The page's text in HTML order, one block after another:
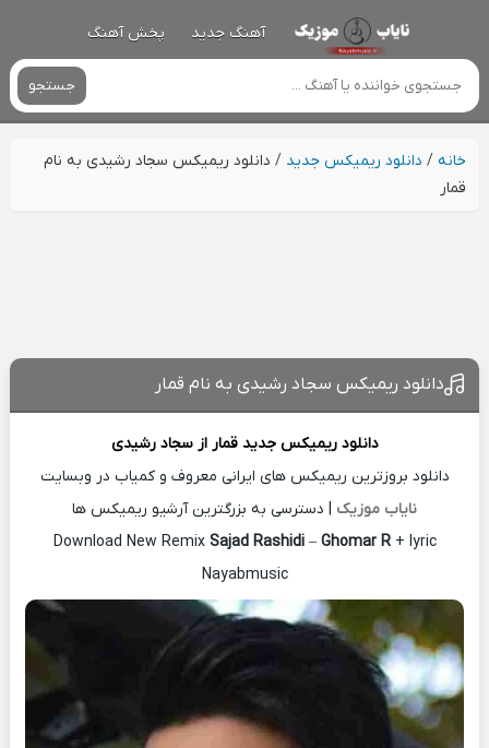
آهنگ جدید پخش آهنگ
جستجو
خانه/ دانلود ریمیکس جدید / دانلود ریمیکس سجاد رشیدی به نام
قمار
دانلود ریمیکس سجاد رشیدی به نام قمار
دانلود ریمیکس جدید قمار ازسجاد رشیدی
دانلود بروزترین ریمیکس های ایرانی معروف و کمیاب در وبسایت
نایاب موزیک | دسترسی به بزرگترین آرشیو ریمیکس ها
Download New Remix Sajad Rashidi– Ghomar R+ lyric
Nayabmusic